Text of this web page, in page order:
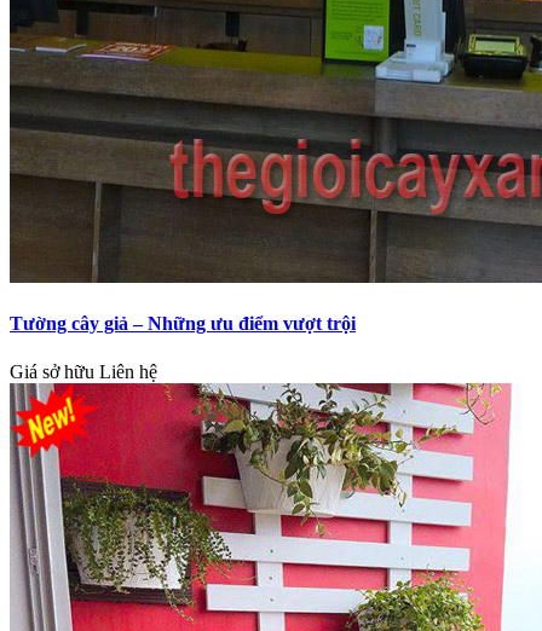
Tường cây giả – Những ưu điểm vượt trội
Giá sở hữu Liên hệ